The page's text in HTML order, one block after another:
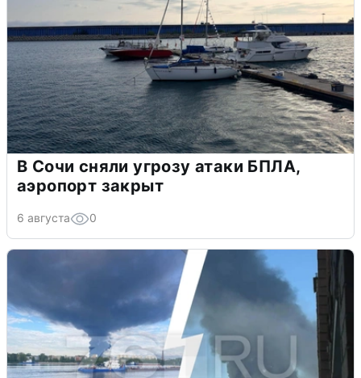
В Сочи сняли угрозу атаки БПЛА,
аэропорт закрыт
6 августа 0